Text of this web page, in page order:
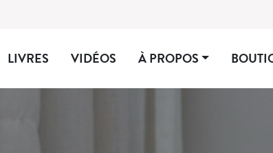
LIVRES VIDÉOS À PROPOS